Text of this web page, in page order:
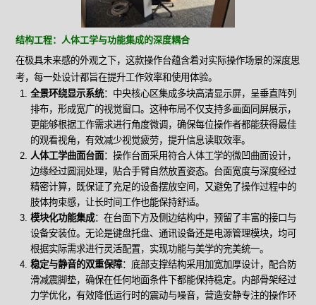
结构工程：人体工学与功能集成的深度耦合
在极具未来感的外观之下，这款操作台蕴含着对实际操作场景的深度思
考，每一处设计都旨在提升工作效率和使用体验。
全景环绕显示系统：中央核心区集成多块高清显示屏，呈垂直阵列
排布，形成宽广的视觉窗口。这种布局不仅支持多画面同屏展示，
更能够根据工作需求进行角度微调，确保每位操作者都能获得最佳
的观看视角，有效减少视觉疲劳，提升信息读取效率。
人体工学曲面台面：操作台面采用符合人体工学的微凹曲面设计，
边缘经过圆润处理，贴合手臂自然放置姿态。台面宽度与深度经过
精密计算，既保证了充足的设备摆放空间，又避免了操作过程中的
肢体拘束感，让长时间工作也能保持舒适。
模块化功能集成：在台面下方及侧边结构中，预留了丰富的接口与
设备安装位。无论是键盘托盘、通讯设备还是电源管理模块，均可
根据实际需求进行灵活配置，实现功能与美学的完美统一。
稳定与静音的双重保障：底部支撑结构采用加宽加厚设计，配合防
滑减震脚垫，确保在任何地面条件下都能保持稳定。内部骨架经过
力学优化，有效降低运行时的震动与噪音，营造安静专注的操作环